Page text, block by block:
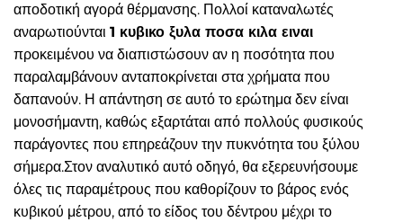
αποδοτική αγορά θέρμανσης. Πολλοί καταναλωτές
αναρωτιούνται 1 κυβικο ξυλα ποσα κιλα ειναι
προκειμένου να διαπιστώσουν αν η ποσότητα που
παραλαμβάνουν ανταποκρίνεται στα χρήματα που
δαπανούν. Η απάντηση σε αυτό το ερώτημα δεν είναι
μονοσήμαντη, καθώς εξαρτάται από πολλούς φυσικούς
παράγοντες που επηρεάζουν την πυκνότητα του ξύλου
σήμερα.Στον αναλυτικό αυτό οδηγό, θα εξερευνήσουμε
όλες τις παραμέτρους που καθορίζουν το βάρος ενός
κυβικού μέτρου, από το είδος του δέντρου μέχρι το